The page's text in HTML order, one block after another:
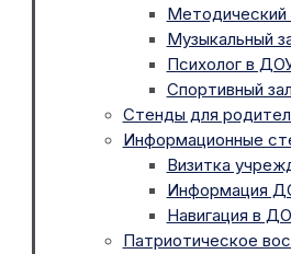
Методический
Музыкальный
Психолог в
Спортивный зал
Стенды для
Информационные
Визитка
Информация
Навигация в
Патриотическое